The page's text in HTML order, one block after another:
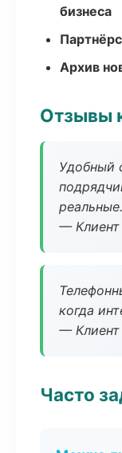
бизнеса
Архив
Отзывы
Удобный
реальные.
— Клиент
когда
— Клиент
Часто